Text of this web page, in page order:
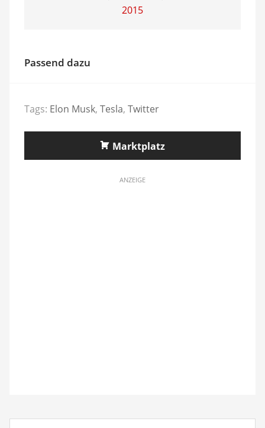
2015
Passend dazu
Tags: Elon Musk, Tesla, Twitter
Marktplatz
ANZEIGE